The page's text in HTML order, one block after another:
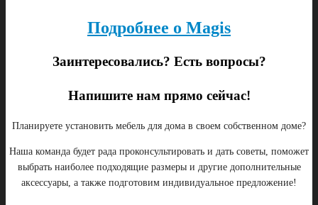
Подробнее о Magis
Заинтересовались? Есть вопросы?
Напишите нам прямо сейчас!
Планируете установить мебель для дома в своем собственном доме?
Наша команда будет рада проконсультировать и дать советы, поможет
выбрать наиболее подходящие размеры и другие дополнительные
аксессуары, а также подготовим индивидуальное предложение!